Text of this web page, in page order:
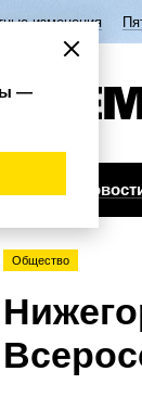
изменения
Общество
—